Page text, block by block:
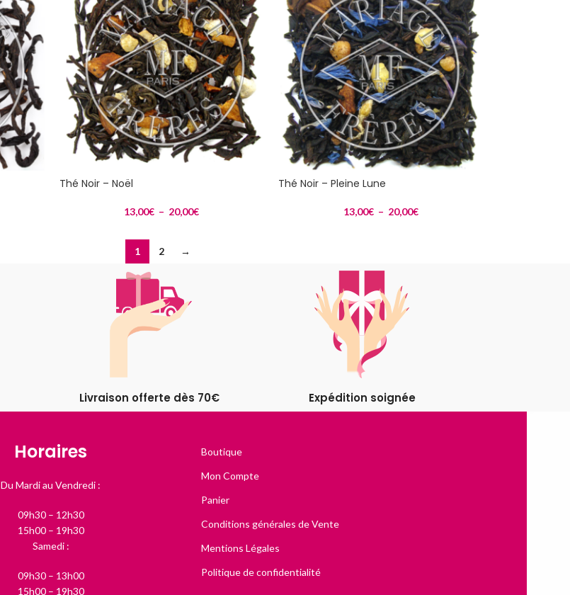
Thé Noir – Noël
13,00€ – 20,00€
Thé Noir – Pleine Lune
13,00€ – 20,00€
1 2 →
Livraison offerte dès 70€ Expédition soignée
Horaires
Du Mardi au Vendredi :
09h30 – 12h30
15h00 – 19h30
Samedi :
09h30 – 13h00
15h00 – 19h30
Boutique
Mon Compte
Panier
Conditions générales de Vente
Mentions Légales
Politique de confidentialité